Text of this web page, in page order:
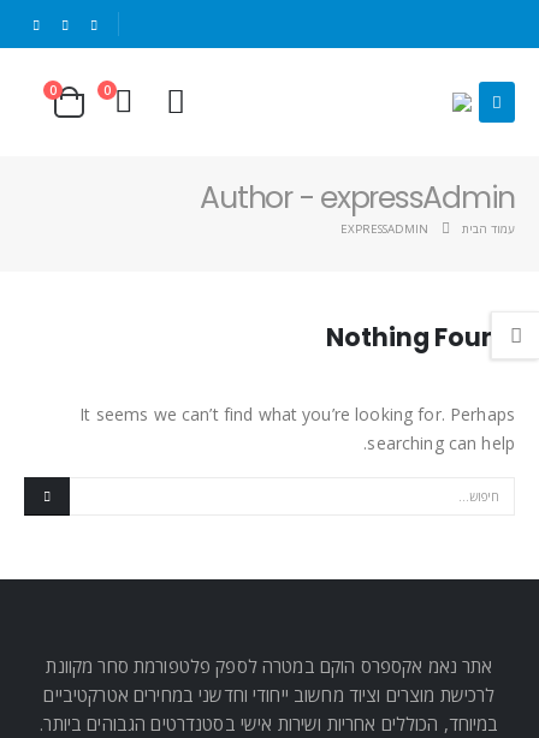
0
0
Author - expressAdmin
עמוד הבית EXPRESSADMIN
Nothing Found
It seems we can’t find what you’re looking for. Perhaps
searching can help.
אתר נאמ אקספרס הוקם במטרה לספק פלטפורמת סחר מקוונת
לרכישת מוצרים וציוד מחשוב ייחודי וחדשני במחירים אטרקטיביים
במיוחד, הכוללים אחריות ושירות אישי בסטנדרטים הגבוהים ביותר.